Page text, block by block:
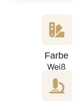
Farbe
Weiß